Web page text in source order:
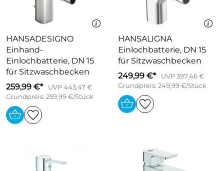
HANSADESIGNO
Einhand-
Einlochbatterie, DN 15
für Sitzwaschbecken
259,99 €*
UVP 443,47 €
Grundpreis: 259,99 €/Stück
HANSALIGNA
Einlochbatterie, DN 15
für Sitzwaschbecken
249,99 €*
UVP 397,46 €
Grundpreis: 249,99 €/Stück